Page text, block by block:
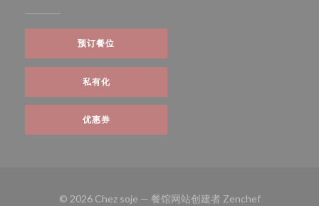
预订餐位
私有化
优惠券
© 2026 Chez soje — 餐馆网站创建者 Zenchef((在新窗口中